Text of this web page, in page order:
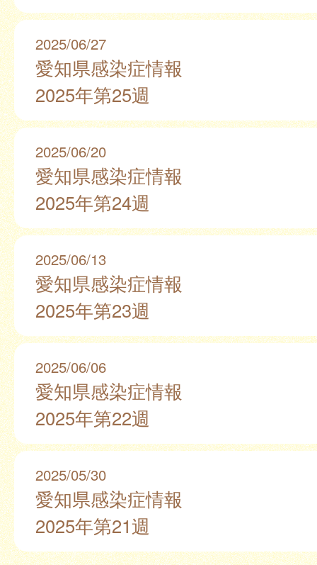
2025/06/27
愛知県感染症情報
2025年第25週
2025/06/20
愛知県感染症情報
2025年第24週
2025/06/13
愛知県感染症情報
2025年第23週
2025/06/06
愛知県感染症情報
2025年第22週
2025/05/30
愛知県感染症情報
2025年第21週